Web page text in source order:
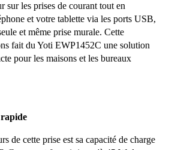
sur les prises de courant tout en
et votre tablette via les ports USB,
et même prise murale. Cette
fait du Yoti EWP1452C une solution
pour les maisons et les bureaux
de cette prise est sa capacité de charge